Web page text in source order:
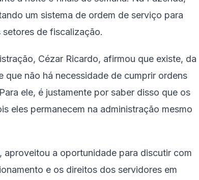
um sistema de ordem de serviço para
de fiscalização.
Cézar Ricardo, afirmou que existe, da
não há necessidade de cumprir ordens
ele, é justamente por saber disso que os
eles permanecem na administração mesmo
aproveitou a oportunidade para discutir com
e os direitos dos servidores em